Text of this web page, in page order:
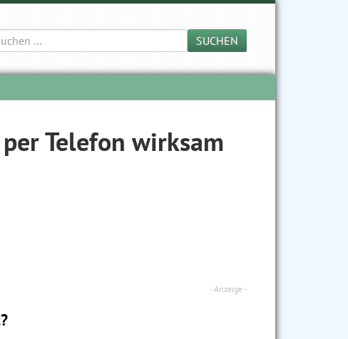
SUCHEN
Telefon wirksam